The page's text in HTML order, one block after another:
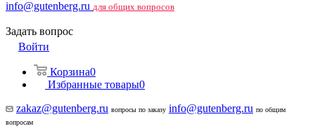
info@gutenberg.ru для общих вопросов
Задать вопрос
Войти
Корзина0
Избранные товары0
zakaz@gutenberg.ru вопросы по заказу info@gutenberg.ru по общим
вопросам